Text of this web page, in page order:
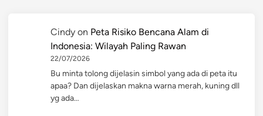
Cindy on Peta Risiko Bencana Alam di
Indonesia: Wilayah Paling Rawan
22/07/2026
Bu minta tolong dijelasin simbol yang ada di peta itu
apaa? Dan dijelaskan makna warna merah, kuning dll
yg ada…